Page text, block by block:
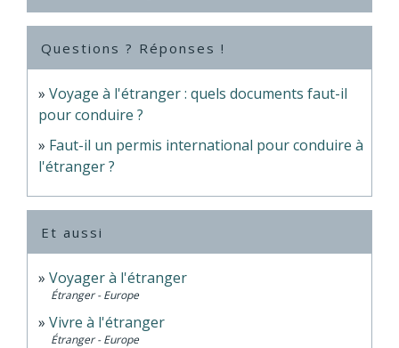
Questions ? Réponses !
Voyage à l'étranger : quels documents faut-il
pour conduire ?
Faut-il un permis international pour conduire à
l'étranger ?
Et aussi
Voyager à l'étranger
Étranger - Europe
Vivre à l'étranger
Étranger - Europe